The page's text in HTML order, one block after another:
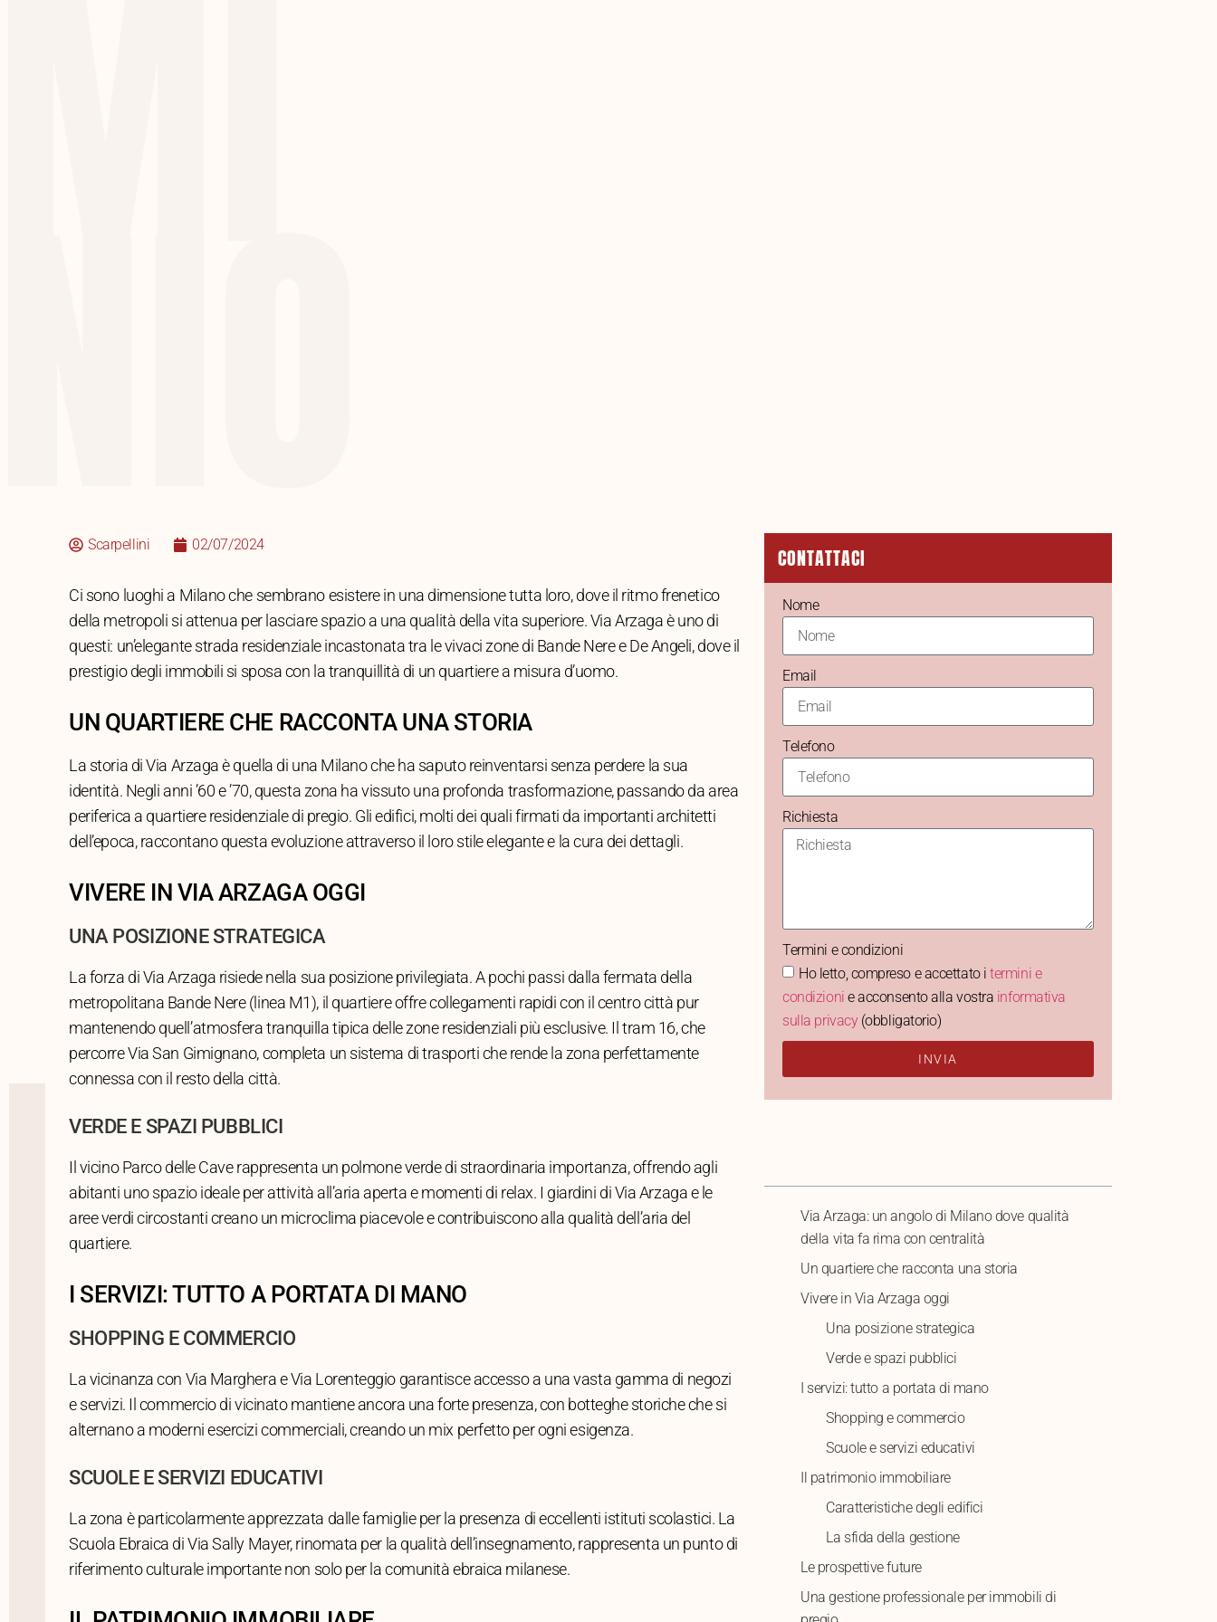
Scarpellini 02/07/2024
Ci sono luoghi a Milano che sembrano esistere in una dimensione tutta loro, dove il ritmo frenetico
della metropoli si attenua per lasciare spazio a una qualità della vita superiore. Via Arzaga è uno di
questi: un’elegante strada residenziale incastonata tra le vivaci zone di Bande Nere e De Angeli, dove il
prestigio degli immobili si sposa con la tranquillità di un quartiere a misura d’uomo.
UN QUARTIERE CHE RACCONTA UNA STORIA
La storia di Via Arzaga è quella di una Milano che ha saputo reinventarsi senza perdere la sua
identità. Negli anni ’60 e ’70, questa zona ha vissuto una profonda trasformazione, passando da area
periferica a quartiere residenziale di pregio. Gli edifici, molti dei quali firmati da importanti architetti
dell’epoca, raccontano questa evoluzione attraverso il loro stile elegante e la cura dei dettagli.
VIVERE IN VIA ARZAGA OGGI
UNA POSIZIONE STRATEGICA
La forza di Via Arzaga risiede nella sua posizione privilegiata. A pochi passi dalla fermata della
metropolitana Bande Nere (linea M1), il quartiere offre collegamenti rapidi con il centro città pur
mantenendo quell’atmosfera tranquilla tipica delle zone residenziali più esclusive. Il tram 16, che
percorre Via San Gimignano, completa un sistema di trasporti che rende la zona perfettamente
connessa con il resto della città.
VERDE E SPAZI PUBBLICI
Il vicino Parco delle Cave rappresenta un polmone verde di straordinaria importanza, offrendo agli
abitanti uno spazio ideale per attività all’aria aperta e momenti di relax. I giardini di Via Arzaga e le
aree verdi circostanti creano un microclima piacevole e contribuiscono alla qualità dell’aria del
quartiere.
I SERVIZI: TUTTO A PORTATA DI MANO
SHOPPING E COMMERCIO
La vicinanza con Via Marghera e Via Lorenteggio garantisce accesso a una vasta gamma di negozi
e servizi. Il commercio di vicinato mantiene ancora una forte presenza, con botteghe storiche che si
alternano a moderni esercizi commerciali, creando un mix perfetto per ogni esigenza.
SCUOLE E SERVIZI EDUCATIVI
La zona è particolarmente apprezzata dalle famiglie per la presenza di eccellenti istituti scolastici. La
Scuola Ebraica di Via Sally Mayer, rinomata per la qualità dell’insegnamento, rappresenta un punto di
riferimento culturale importante non solo per la comunità ebraica milanese.
CONTATTACI
Nome
Email
Telefono
Richiesta
Termini e condizioni
Ho letto, compreso e accettato itermini e
condizioni e acconsento alla vostra informativa
sulla privacy(obbligatorio)
INVIA
Via Arzaga: un angolo di Milano dove qualità
della vita fa rima con centralità
Un quartiere che racconta una storia
Vivere in Via Arzaga oggi
Una posizione strategica
Verde e spazi pubblici
I servizi: tutto a portata di mano
Shopping e commercio
Scuole e servizi educativi
Il patrimonio immobiliare
Caratteristiche degli edifici
La sfida della gestione
Le prospettive future
Una gestione professionale per immobili di